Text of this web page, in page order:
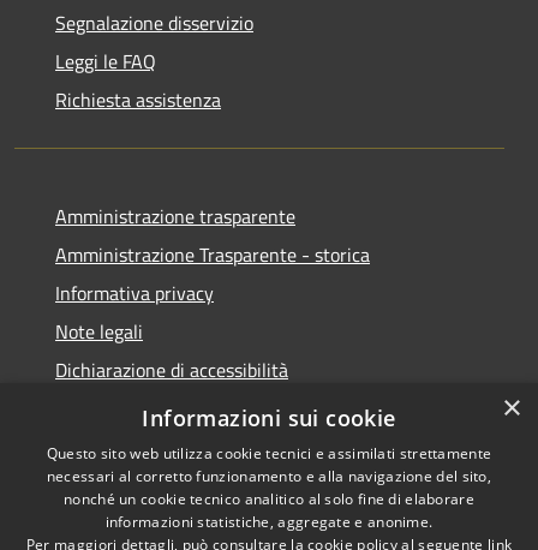
Segnalazione disservizio
Leggi le FAQ
Richiesta assistenza
Amministrazione trasparente
Amministrazione Trasparente - storica
Informativa privacy
Note legali
Dichiarazione di accessibilità
Obiettivi di accessibilità
Copyright © 2026 • Comune di
×
Informazioni sui cookie
Questo sito web utilizza cookie tecnici e assimilati strettamente
necessari al corretto funzionamento e alla navigazione del sito,
nonché un cookie tecnico analitico al solo fine di elaborare
informazioni statistiche, aggregate e anonime.
Per maggiori dettagli, può consultare la cookie policy al seguente link